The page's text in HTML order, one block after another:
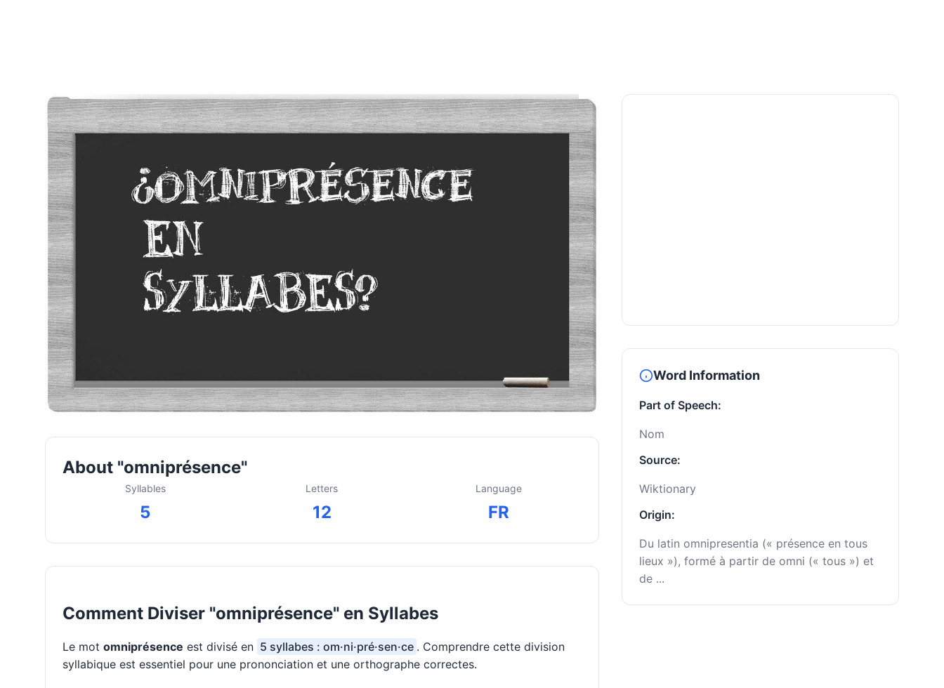
About "omniprésence"
Syllables
5
Letters
12
Language
FR
Comment Diviser "omniprésence" en Syllabes
Le mot omniprésence est divisé en 5 syllabes : om·ni·pré·sen·ce . Comprendre cette division
syllabique est essentiel pour une prononciation et une orthographe correctes.
Word Information
Part of Speech:
Nom
Source:
Wiktionary
Origin:
Du latin omnipresentia (« présence en tous
lieux »), formé à partir de omni (« tous ») et
de ...